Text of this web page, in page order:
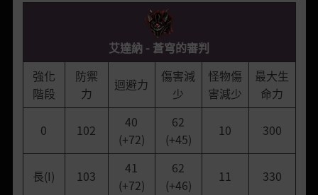
艾達納 - 蒼穹的審判
強化
階段
防禦
力
迴避力
傷害減
少
怪物傷
害減少
最大生
命力
0 102
40
(+72)
62
(+45)
10 300
長(I) 103
41
(+72)
62
(+46)
11 330